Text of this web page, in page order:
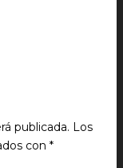
publicada. Los
con*